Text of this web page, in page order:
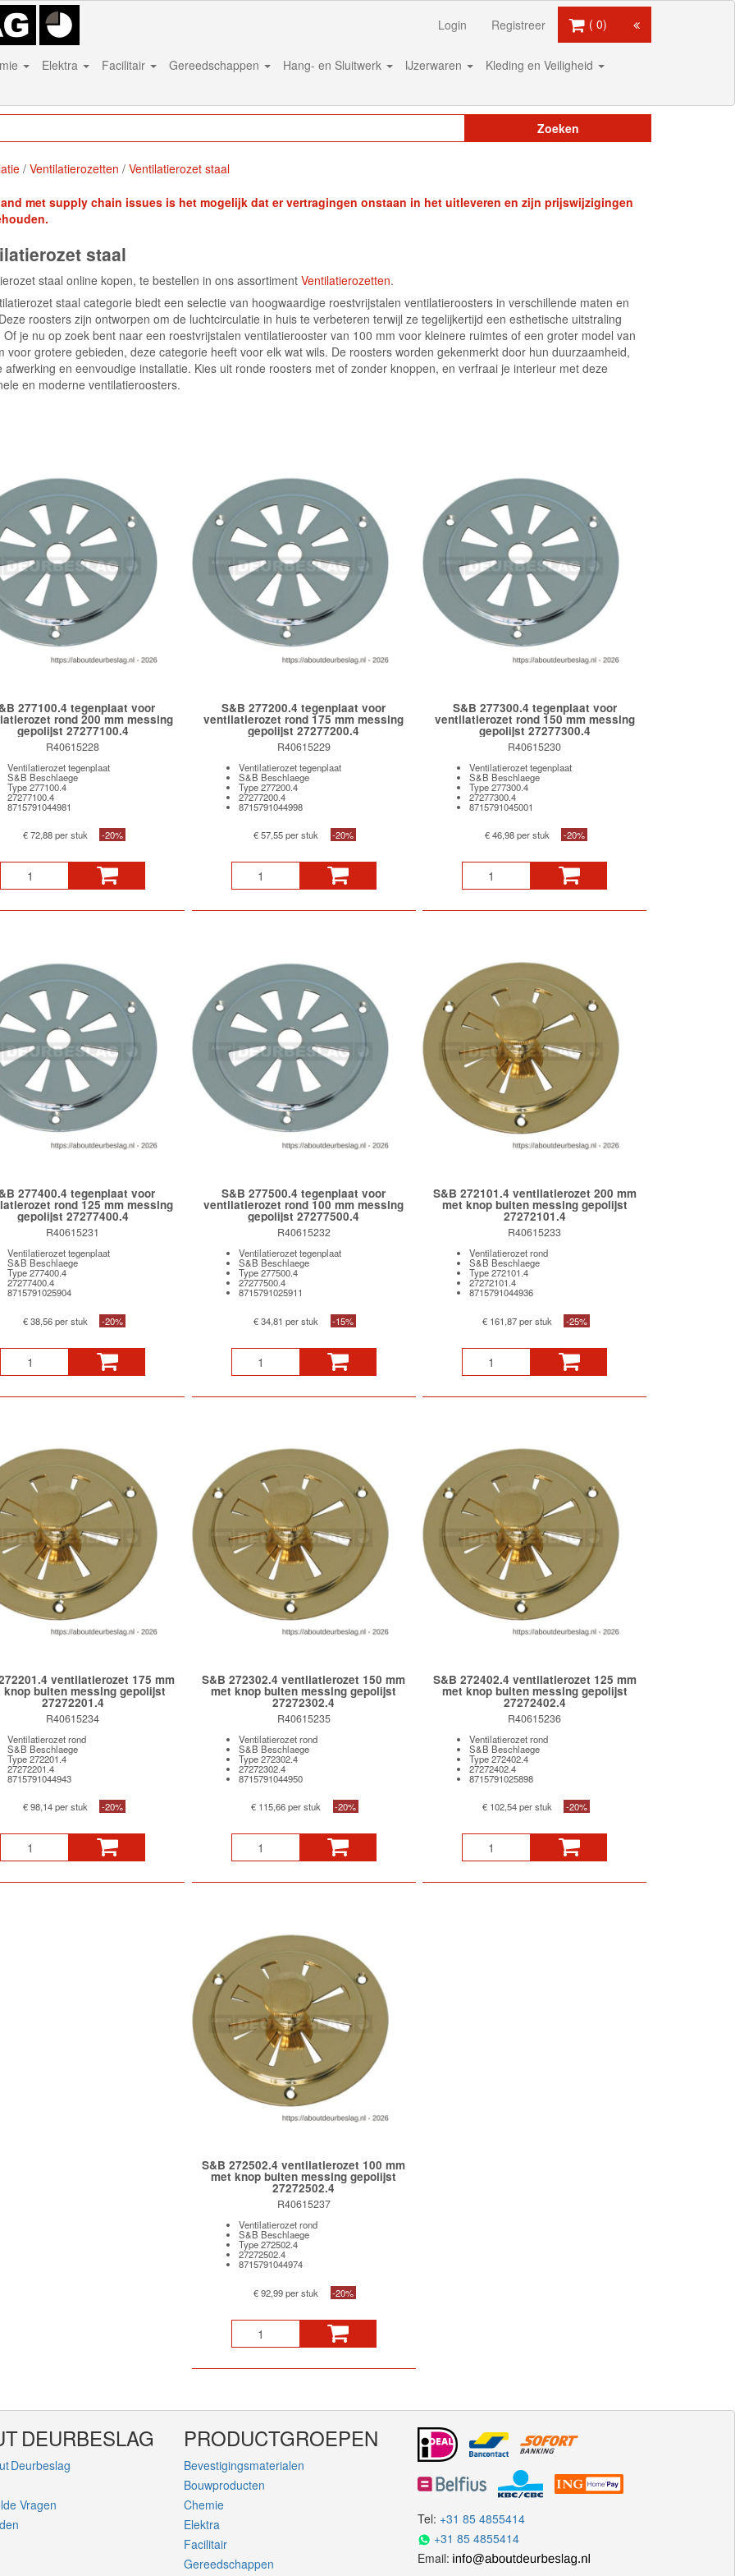
0
Login Registreer
Elektra Facilitair Gereedschappen Hang- en Sluitwerk IJzerwaren
Kleding en Veiligheid
Zoeken
Ventilatierozetten
Ventilatierozet staal
met supply chain issues is het mogelijk dat er vertragingen onstaan in het uitleveren en zijn prijswijzigingen
staal
staal online kopen, te bestellen in ons assortiment Ventilatierozetten.
staal categorie biedt een selectie van hoogwaardige roestvrijstalen ventilatieroosters in verschillende maten en
roosters zijn ontworpen om de luchtcirculatie in huis te verbeteren terwijl ze tegelijkertijd een esthetische uitstraling
Of je nu op zoek bent naar een roestvrijstalen ventilatierooster van 100 mm voor kleinere ruimtes of een groter model van
voor grotere gebieden, deze categorie heeft voor elk wat wils. De roosters worden gekenmerkt door hun duurzaamheid,
afwerking en eenvoudige installatie. Kies uit ronde roosters met of zonder knoppen, en verfraai je interieur met deze
en moderne ventilatieroosters.
277100.4 tegenplaat voor
rond 200 mm messing
gepolijst 27277100.4
R40615228
Ventilatierozet tegenplaat
S&B Beschlaege
Type 277100.4
27277100.4
8715791044981
€ 72,88 per stuk -20%
S&B 277200.4 tegenplaat voor
ventilatierozet rond 175 mm messing
gepolijst 27277200.4
R40615229
Ventilatierozet tegenplaat
S&B Beschlaege
Type 277200.4
27277200.4
8715791044998
€ 57,55 per stuk -20%
S&B 277300.4 tegenplaat voor
ventilatierozet rond 150 mm messing
gepolijst 27277300.4
R40615230
Ventilatierozet tegenplaat
S&B Beschlaege
Type 277300.4
27277300.4
8715791045001
€ 46,98 per stuk -20%
277400.4 tegenplaat voor
rond 125 mm messing
gepolijst 27277400.4
R40615231
Ventilatierozet tegenplaat
S&B Beschlaege
Type 277400.4
27277400.4
8715791025904
€ 38,56 per stuk -20%
S&B 277500.4 tegenplaat voor
ventilatierozet rond 100 mm messing
gepolijst 27277500.4
R40615232
Ventilatierozet tegenplaat
S&B Beschlaege
Type 277500.4
27277500.4
8715791025911
€ 34,81 per stuk -15%
S&B 272101.4 ventilatierozet 200 mm
met knop buiten messing gepolijst
27272101.4
R40615233
Ventilatierozet rond
S&B Beschlaege
Type 272101.4
27272101.4
8715791044936
€ 161,87 per stuk -25%
ventilatierozet 175 mm
knop buiten messing gepolijst
27272201.4
R40615234
Ventilatierozet rond
S&B Beschlaege
Type 272201.4
27272201.4
8715791044943
€ 98,14 per stuk -20%
S&B 272302.4 ventilatierozet 150 mm
met knop buiten messing gepolijst
27272302.4
R40615235
Ventilatierozet rond
S&B Beschlaege
Type 272302.4
27272302.4
8715791044950
€ 115,66 per stuk -20%
S&B 272402.4 ventilatierozet 125 mm
met knop buiten messing gepolijst
27272402.4
R40615236
Ventilatierozet rond
S&B Beschlaege
Type 272402.4
27272402.4
8715791025898
€ 102,54 per stuk -20%
S&B 272502.4 ventilatierozet 100 mm
met knop buiten messing gepolijst
27272502.4
R40615237
Ventilatierozet rond
S&B Beschlaege
Type 272502.4
27272502.4
8715791044974
€ 92,99 per stuk -20%
DEURBESLAG
Deurbeslag
Vragen
PRODUCTGROEPEN
Bevestigingsmaterialen
Bouwproducten
Chemie
Elektra
Facilitair
Gereedschappen
Tel: +31 85 4855414
+31 85 4855414
Email: